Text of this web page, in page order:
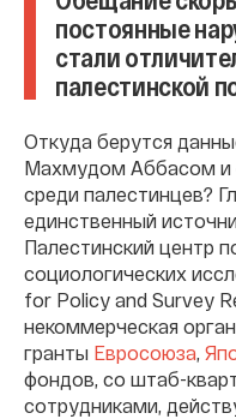
постоянные
стали
палестинской
Откуда берутся
Махмудом Аббасом и
среди палестинцев?
единственный
Палестинский центр
социологических
for Policy and Survey
некоммерческая
гранты Евросоюза,
фондов, со штаб-
сотрудниками,